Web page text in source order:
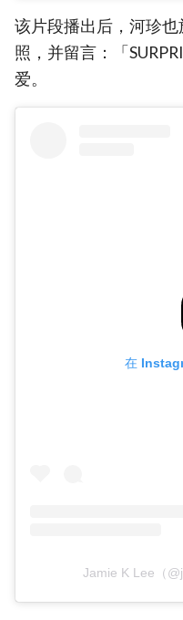
该片段播出后，河珍也
照，并留言：「
爱。
在
Jamie K Lee（